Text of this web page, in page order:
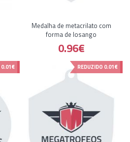
Medalha de metacrilato com
forma de losango
0.96€
0.01€ REDUZIDO 0.01€